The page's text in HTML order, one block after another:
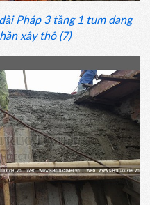
Pháp 3 tầng 1 tum đang
xây thô (7)